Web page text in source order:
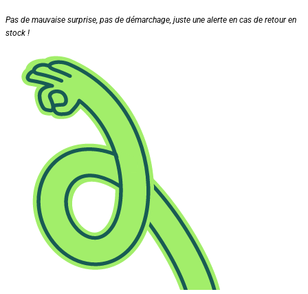
Pas de mauvaise surprise, pas de démarchage, juste une alerte en cas de retour en
stock !